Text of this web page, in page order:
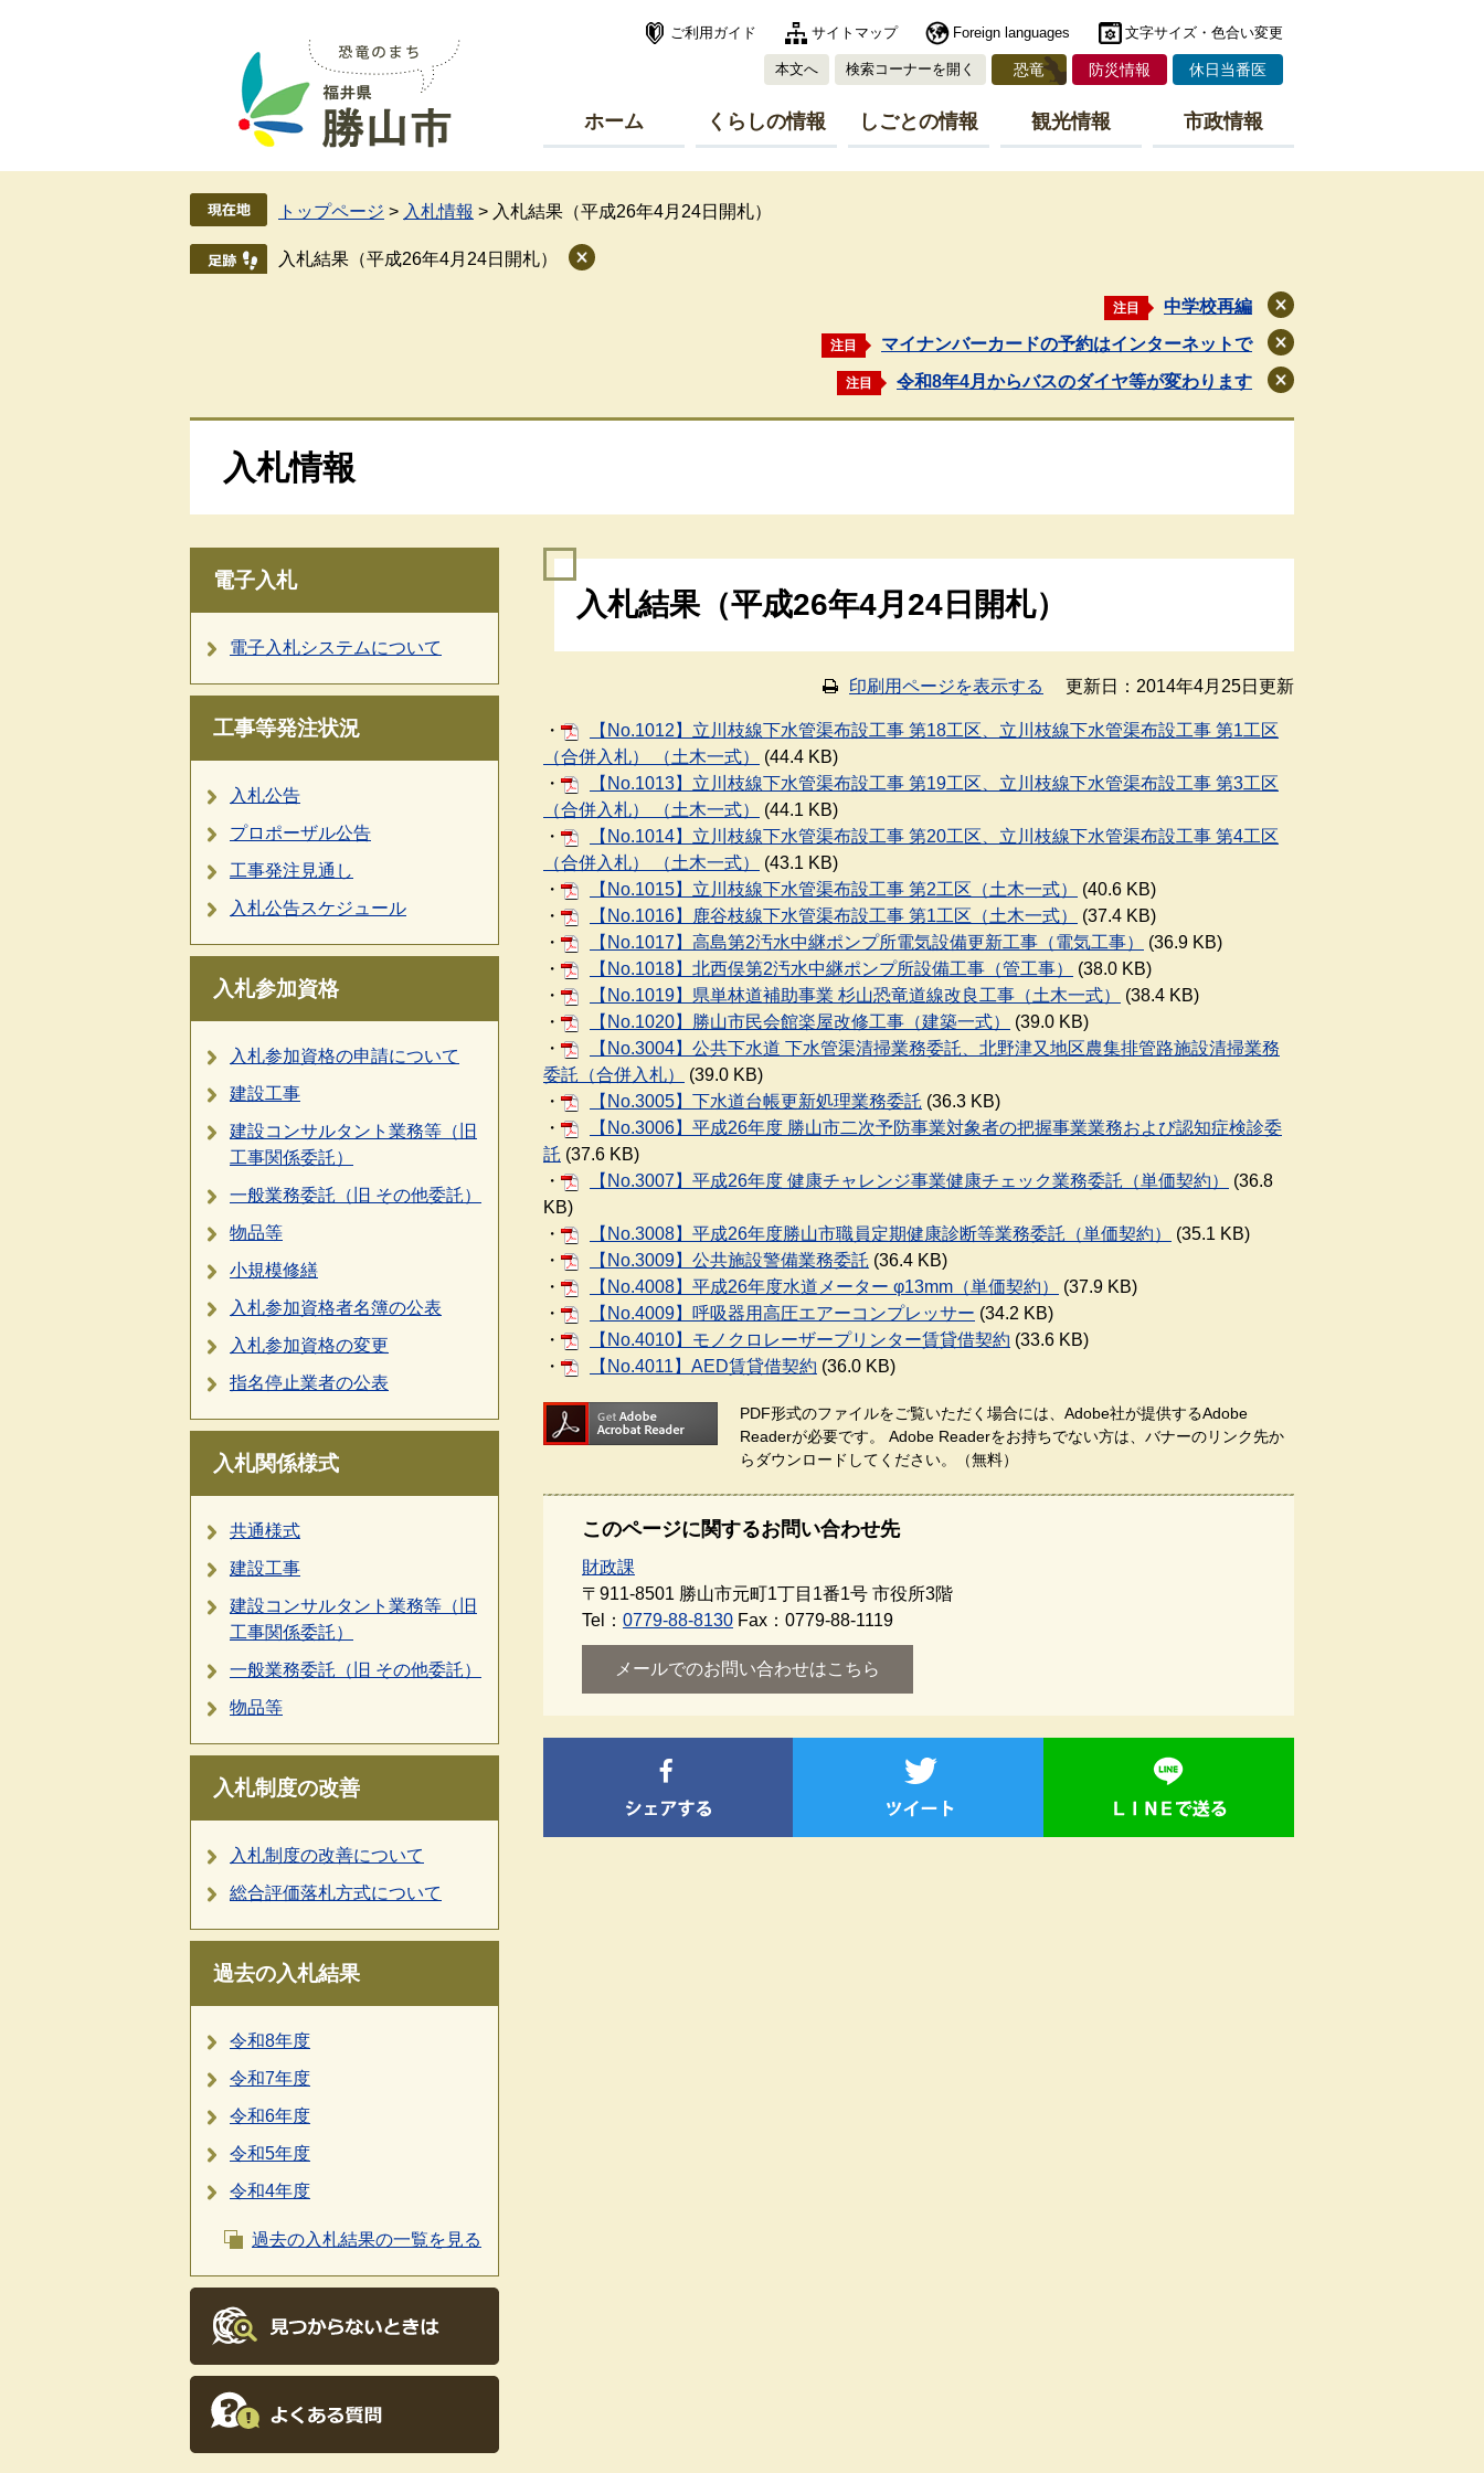
で
ば
ご利用ガイド サイトマップ Foreign languages 文字サイズ・色合い変更
本文へ 検索コーナーを開く 恐竜 防災情報 休日当番医
ホーム くらしの情報 しごとの情報 観光情報 市政情報
トップページ > 入札情報 > 入札結果（平成26年4月24日開札）
入札結果（平成26年4月24日開札）
注目 中学校再編
閉
じ
る
注目 マイナンバーカードの予約はインターネットで
閉
じ
る
注目 令和8年4月からバスのダイヤ等が変わります
閉
入札情報
電子入札
電子入札システムについて
工事等発注状況
入札公告
プロポーザル公告
工事発注見通し
入札公告スケジュール
入札参加資格
入札参加資格の申請について
建設工事
建設コンサルタント業務等（旧
工事関係委託）
一般業務委託（旧 その他委託）
物品等
小規模修繕
入札参加資格者名簿の公表
入札参加資格の変更
指名停止業者の公表
入札関係様式
共通様式
建設工事
建設コンサルタント業務等（旧
工事関係委託）
一般業務委託（旧 その他委託）
物品等
入札制度の改善
入札制度の改善について
総合評価落札方式について
過去の入札結果
令和8年度
令和7年度
令和6年度
令和5年度
令和4年度
過去の入札結果の一覧を見る
入札結果（平成26年4月24日開札）
印刷用ページを表示する 更新日：2014年4月25日更新
・
【No.1012】立川枝線下水管渠布設工事 第18工区、立川枝線下水管渠布設工事 第1工区
（合併入札） （土木一式）
(44.4 KB)
・
【No.1013】立川枝線下水管渠布設工事 第19工区、立川枝線下水管渠布設工事 第3工区
（合併入札） （土木一式）
(44.1 KB)
・
【No.1014】立川枝線下水管渠布設工事 第20工区、立川枝線下水管渠布設工事 第4工区
（合併入札） （土木一式）
(43.1 KB)
・
【No.1015】立川枝線下水管渠布設工事 第2工区（土木一式）
(40.6 KB)
・
【No.1016】鹿谷枝線下水管渠布設工事 第1工区（土木一式）
(37.4 KB)
・
【No.1017】高島第2汚水中継ポンプ所電気設備更新工事（電気工事）
(36.9 KB)
・
【No.1018】北西俣第2汚水中継ポンプ所設備工事（管工事）
(38.0 KB)
・
【No.1019】県単林道補助事業 杉山恐竜道線改良工事（土木一式）
(38.4 KB)
・
【No.1020】勝山市民会館楽屋改修工事（建築一式）
(39.0 KB)
・
【No.3004】公共下水道 下水管渠清掃業務委託、北野津又地区農集排管路施設清掃業務
委託（合併入札）
(39.0 KB)
・
【No.3005】下水道台帳更新処理業務委託 (36.3 KB)
・
【No.3006】平成26年度 勝山市二次予防事業対象者の把握事業業務および認知症検診委
託 (37.6 KB)
・
【No.3007】平成26年度 健康チャレンジ事業健康チェック業務委託（単価契約）
(36.8
KB)
・
【No.3008】平成26年度勝山市職員定期健康診断等業務委託（単価契約）
(35.1 KB)
・
【No.3009】公共施設警備業務委託 (36.4 KB)
・
【No.4008】平成26年度水道メーター φ13mm（単価契約）
(37.9 KB)
・
【No.4009】呼吸器用高圧エアーコンプレッサー (34.2 KB)
・
【No.4010】モノクロレーザープリンター賃貸借契約 (33.6 KB)
・
【No.4011】AED賃貸借契約 (36.0 KB)
PDF形式のファイルをご覧いただく場合には、Adobe社が提供するAdobe
Readerが必要です。
Adobe Readerをお持ちでない方は、バナーのリンク先か
らダウンロードしてください。（無料）
このページに関するお問い合わせ先
財政課
〒911-8501 勝山市元町1丁目1番1号 市役所3階
Tel： 0779-88-8130 Fax：0779-88-1119
メールでのお問い合わせはこちら